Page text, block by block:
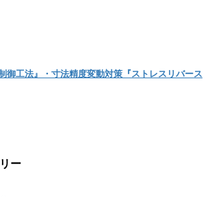
御工法』・寸法精度変動対策『ストレスリバース
ー